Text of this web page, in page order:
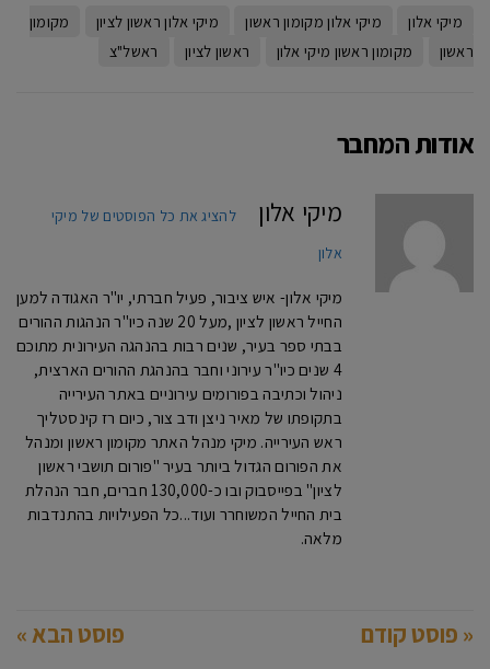
מיקי אלון מיקי אלון מקומון ראשון מיקי אלון ראשון לציון
מקומון
ראשון
מקומון ראשון מיקי אלון ראשון לציון ראשל"צ
אודות המחבר
מיקי אלון
להציג את כל הפוסטים של מיקי
אלון
מיקי אלון- איש ציבור, פעיל חברתי, יו"ר האגודה למען
החייל ראשון לציון ,מעל 20 שנה כיו"ר הנהגות ההורים
בבתי ספר בעיר, שנים רבות בהנהגה העירונית מתוכם
4 שנים כיו"ר עירוני וחבר בהנהגת ההורים הארצית,
ניהול וכתיבה בפורומים עירוניים באתר העירייה
בתקופתו של מאיר ניצן ודב צור, כיום רז קינסטליך
ראש העירייה. מיקי מנהל האתר מקומון ראשון ומנהל
את הפורום הגדול ביותר בעיר "פורום תושבי ראשון
לציון" בפייסבוק ובו כ-130,000 חברים, חבר הנהלת
בית החייל המשוחרר ועוד...כל הפעילויות בהתנדבות
מלאה.
« פוסט קודם פוסט הבא »